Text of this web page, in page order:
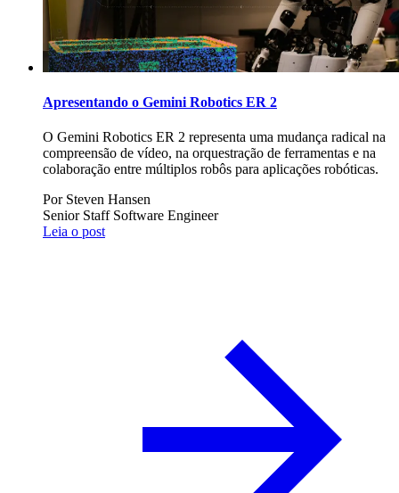
Apresentando o Gemini Robotics ER 2
O Gemini Robotics ER 2 representa uma mudança radical na
compreensão de vídeo, na orquestração de ferramentas e na
colaboração entre múltiplos robôs para aplicações robóticas.
Por Steven Hansen
Senior Staff Software Engineer
Leia o post